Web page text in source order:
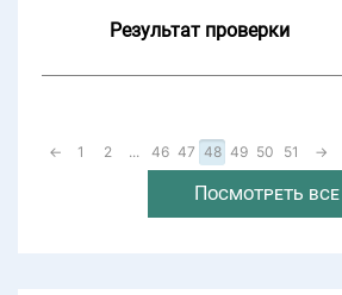
Результат проверки
← 1 2 ... 46 47 48 49 50 51 →
Посмотреть все